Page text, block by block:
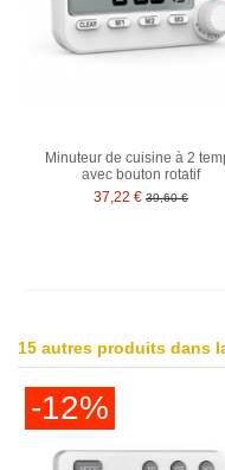
Minuteur de cuisine à 2
avec bouton rotatif
37,22 € 39,60 €
15 autres produits dans
-12%